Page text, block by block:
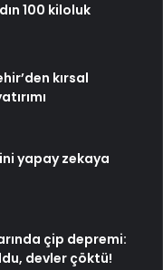
100 kiloluk
kırsal
yapay zekaya
çip depremi:
devler çöktü!